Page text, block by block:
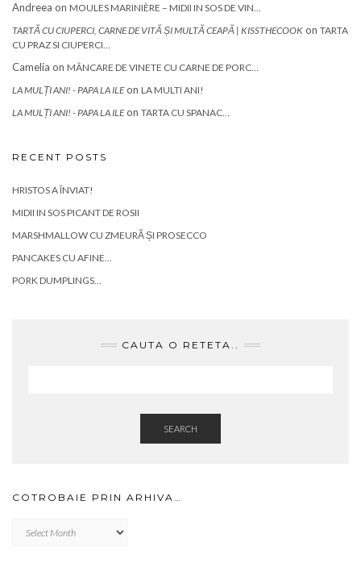
Andreea on MOULES MARINIÈRE – MIDII IN SOS DE VIN…
TARTĂ CU CIUPERCI, CARNE DE VITĂ ȘI MULTĂ CEAPĂ | KISSTHECOOK on TARTA
CU PRAZ SI CIUPERCI…
Camelia on MÂNCARE DE VINETE CU CARNE DE PORC…
LA MULȚI ANI! - PAPA LA ILEon LA MULTI ANI!
LA MULȚI ANI! - PAPA LA ILEon TARTA CU SPANAC…
RECENT POSTS
HRISTOS A ÎNVIAT!
MIDII IN SOS PICANT DE ROSII
MARSHMALLOW CU ZMEURĂ ȘI PROSECCO
PANCAKES CU AFINE…
PORK DUMPLINGS…
CAUTA O RETETA..
SEARCH
COTROBAIE PRIN ARHIVA…
prin